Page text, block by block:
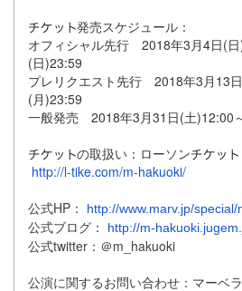
発売スケジュール：
オフィシャル先行 2018年3月4日(
(日)23:59
プレリクエスト先行 2018年3月13
(月)23:59
一般発売 2018年3月31日(土)12:00
の取扱い：ローソン
http://l-tike.com/m-hakuoki/
公式HP：
http://www.marv.jp/
公式ブログ： http://m-
公式twitter：＠m_hakuoki
公演に関するお問い合わせ：マーベ